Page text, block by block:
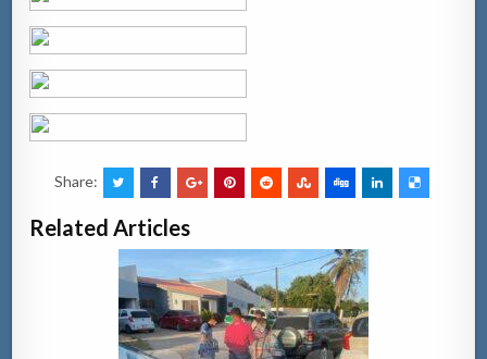
Share:
Related Articles